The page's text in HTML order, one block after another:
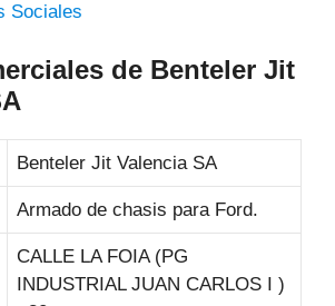
Sociales
de Benteler Jit
Benteler Jit Valencia SA
Armado de chasis para Ford.
CALLE LA FOIA (PG
INDUSTRIAL JUAN CARLOS I )